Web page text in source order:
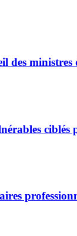
des ministres
ciblés